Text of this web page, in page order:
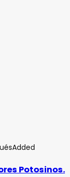
Added
Potosinos.